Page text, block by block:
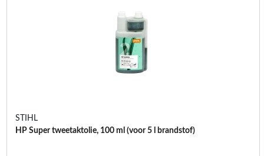
STIHL
HP Super tweetaktolie, 100 ml (voor 5 l brandstof)